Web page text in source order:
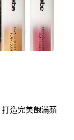
打造完美飽滿蘋